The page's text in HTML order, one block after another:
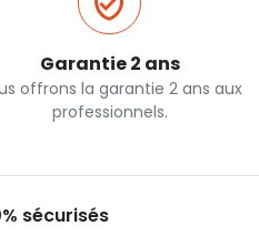
Garantie 2 ans
offrons la garantie 2 ans aux
professionnels.
sécurisés